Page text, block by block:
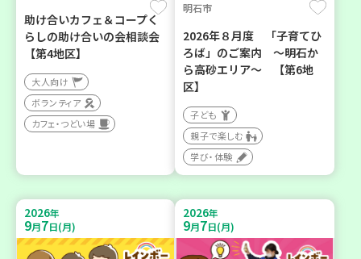
助け合いカフェ＆コープく
らしの助け合いの会相談会
【第4地区】
大人向け
ボランティア
カフェ・つどい場
明石市
2026年８月度 「子育てひ
ろば」のご案内 ～明石か
ら高砂エリア～ 【第6地
区】
子ども
親子で楽しむ
学び・体験
2026年
9月7日(月)
2026年
9月7日(月)